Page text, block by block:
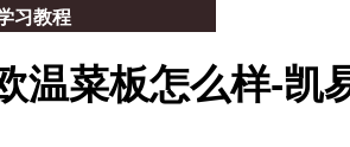
习教程
温菜板怎么样-凯